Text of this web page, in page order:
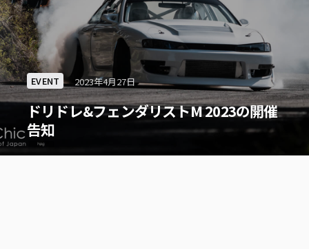
EVENT 2023年4月27日
ドリドレ&フェンダリストM 2023の開催
告知